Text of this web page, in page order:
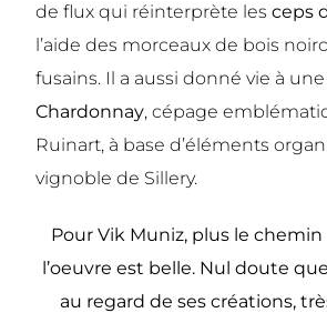
de flux qui réinterprète lesceps
l’aide des morceaux de bois
fusains. Il a aussi donné vie à
Chardonnay, cépage
Ruinart, à base d’éléments
vignoble de Sillery.
Pour Vik Muniz, plus le
l’oeuvre est belle. Nul doute
au regard de ses créations,